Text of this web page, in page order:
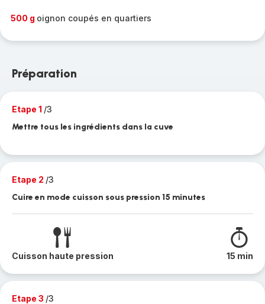
500 g oignon coupés en quartiers
Préparation
Etape 1 /3
Mettre tous les ingrédients dans la cuve
Etape 2 /3
Cuire en mode cuisson sous pression 15 minutes
Cuisson haute pression 15 min
Etape 3 /3